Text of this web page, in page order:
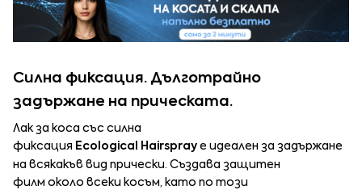
Силна фиксация. Дълготрайно
задържане на прическата.
Лак за коса със силна
фиксация Ecological Hairspray е идеален за задържане
на всякакъв вид прически. Създава защитен
филм около всеки косъм, като по този